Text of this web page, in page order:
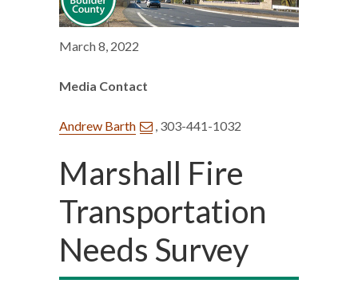
March 8, 2022
Media Contact
Andrew Barth , 303-441-1032
Marshall Fire
Transportation
Needs Survey